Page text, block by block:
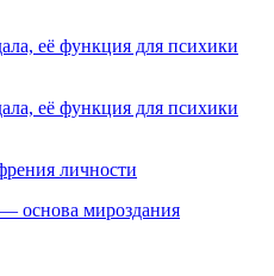
её функция для психики
её функция для психики
личности
основа мироздания